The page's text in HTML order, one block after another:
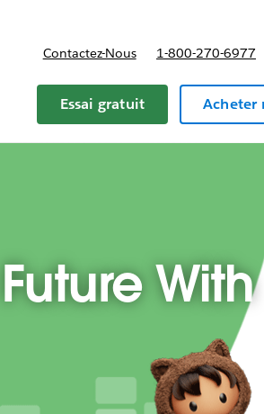
Contactez-Nous 1-800-270-6977
Essai gratuit Acheter
With